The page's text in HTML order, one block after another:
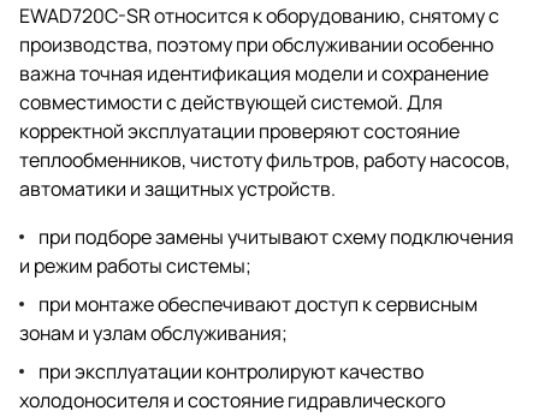
EWAD720C-SR относится к оборудованию, снятому с
производства, поэтому при обслуживании особенно
важна точная идентификация модели и сохранение
совместимости с действующей системой. Для
корректной эксплуатации проверяют состояние
теплообменников, чистоту фильтров, работу насосов,
автоматики и защитных устройств.
при подборе замены учитывают схему подключения
и режим работы системы;
при монтаже обеспечивают доступ к сервисным
зонам и узлам обслуживания;
при эксплуатации контролируют качество
холодоносителя и состояние гидравлического